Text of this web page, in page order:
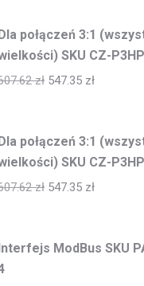
połączeń 3:1
SKU CZ-
zł 547.35 zł
połączeń 3:1
SKU CZ-
zł 547.35 zł
ModBus SKU